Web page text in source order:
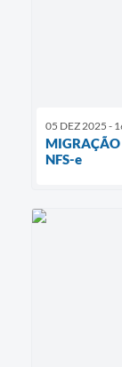
05 DEZ 2025 -
MIGRAÇÃO
NFS-e